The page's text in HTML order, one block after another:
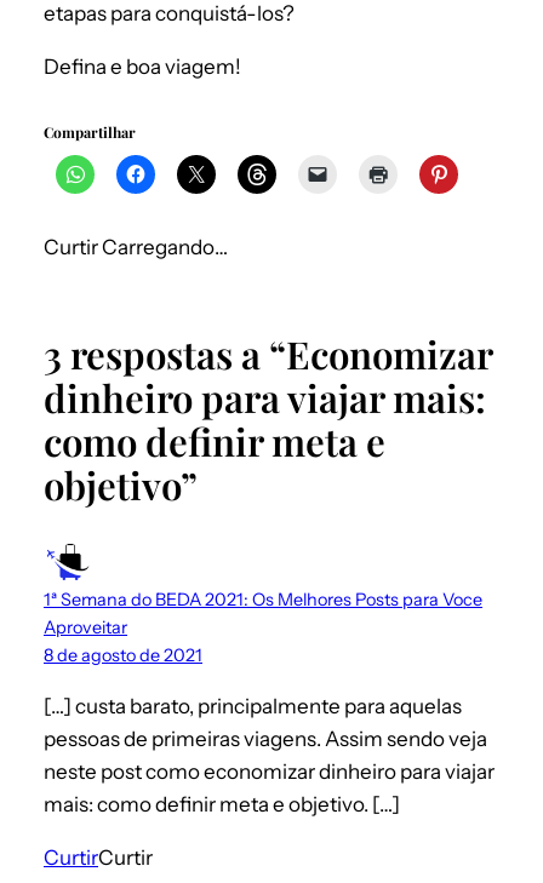
etapas para conquistá-los?
Defina e boa viagem!
Compartilhar
CurtirCarregando…
3 respostas a “Economizar
dinheiro para viajar mais:
como definir meta e
objetivo”
1ª Semana do BEDA 2021: Os Melhores Posts para Voce
Aproveitar
8 de agosto de 2021
[…] custa barato, principalmente para aquelas
pessoas de primeiras viagens. Assim sendo veja
neste post como economizar dinheiro para viajar
mais: como definir meta e objetivo. […]
CurtirCurtir